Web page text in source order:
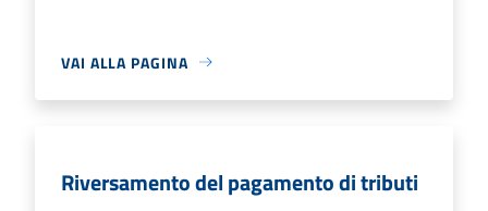
VAI ALLA PAGINA
Riversamento del pagamento di tributi